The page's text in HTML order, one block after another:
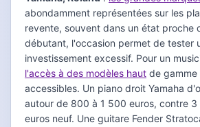
abondamment représentées sur les
revente, souvent dans un état proche
débutant, l'occasion permet de tester
investissement excessif. Pour un
l'accès à des modèles haut de
accessibles. Un piano droit Yamaha
autour de 800 à 1 500 euros, contre
euros neuf. Une guitare Fender